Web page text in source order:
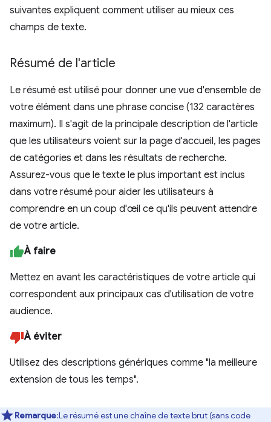
suivantes expliquent comment utiliser au mieux ces
champs de texte.
Résumé de l'article
Le résumé est utilisé pour donner une vue d'ensemble de
votre élément dans une phrase concise (132 caractères
maximum). Il s'agit de la principale description de l'article
que les utilisateurs voient sur la page d'accueil, les pages
de catégories et dans les résultats de recherche.
Assurez-vous que le texte le plus important est inclus
dans votre résumé pour aider les utilisateurs à
comprendre en un coup d'œil ce qu'ils peuvent attendre
de votre article.
À faire
Mettez en avant les caractéristiques de votre article qui
correspondent aux principaux cas d'utilisation de votre
audience.
À éviter
Utilisez des descriptions génériques comme "la meilleure
extension de tous les temps".
Remarque:Le résumé est une chaîne de texte brut (sans code